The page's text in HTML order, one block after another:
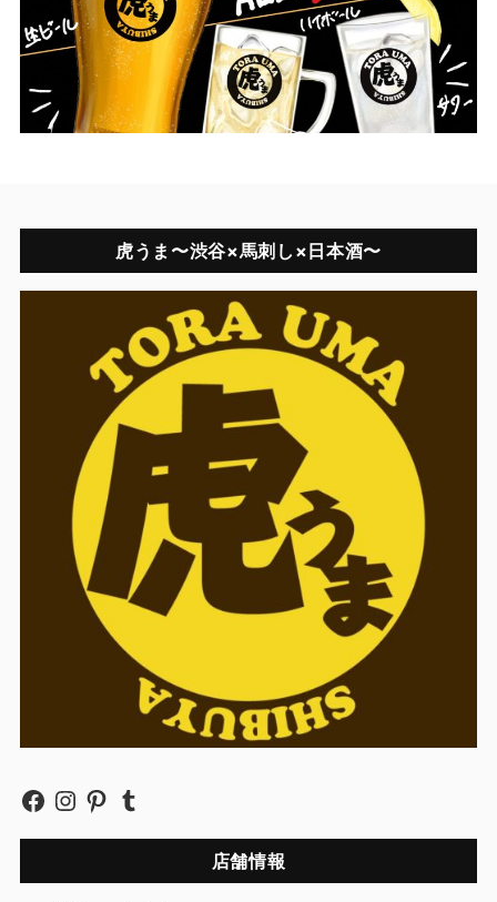
虎うま〜渋谷×馬刺し×日本酒〜
店舗情報